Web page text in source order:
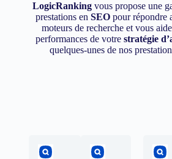
LogicRanking vous propose une
prestations en SEOpour répondre
moteurs de recherche et vous
performances de votre stratégie
quelques-unes de nos